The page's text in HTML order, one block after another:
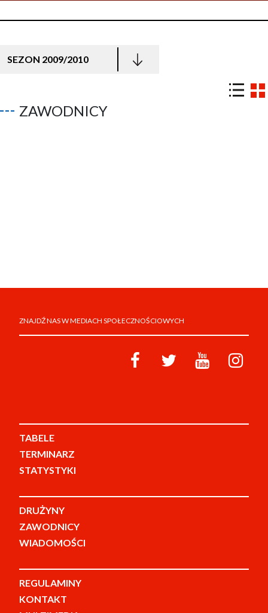
SEZON 2009/2010
ZAWODNICY
ZNAJDŹ NAS W MEDIACH SPOŁECZNOŚCIOWYCH
TABELE
TERMINARZ
STATYSTYKI
DRUŻYNY
ZAWODNICY
WIADOMOŚCI
REGULAMINY
KONTAKT